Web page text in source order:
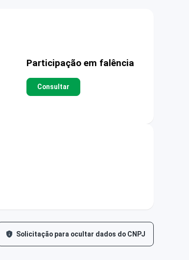
Participação em falência
Consultar
Solicitação para ocultar dados do CNPJ